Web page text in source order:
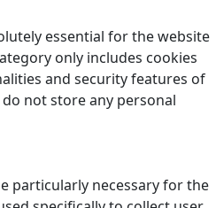
essential for the website
only includes cookies
and security features of
not store any personal
particularly necessary for the